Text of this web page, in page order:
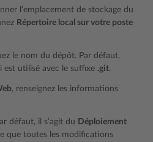
l’emplacement de stockage du
Répertoire local sur votre poste
le nom du dépôt. Par défaut,
est utilisé avec le suffixe .git.
, renseignez les informations
défaut, il s’agit du Déploiement
que toutes les modifications